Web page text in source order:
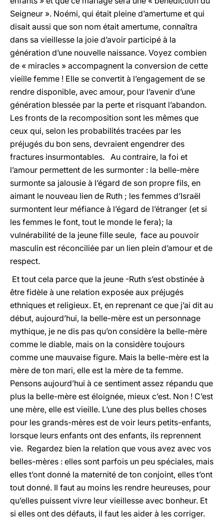
Seigneur ». Noémi, qui était pleine d’amertume et qui
disait aussi que son nom était amertume, connaîtra
dans sa vieillesse la joie d’avoir participé à la
génération d’une nouvelle naissance. Voyez combien
de « miracles » accompagnent la conversion de cette
vieille femme ! Elle se convertit à l’engagement de se
rendre disponible, avec amour, pour l’avenir d’une
génération blessée par la perte et risquant l’abandon.
Les fronts de la recomposition sont les mêmes que
ceux qui, selon les probabilités tracées par les
préjugés du bon sens, devraient engendrer des
fractures insurmontables. Au contraire, la foi et
l’amour permettent de les surmonter : la belle-mère
surmonte sa jalousie à l’égard de son propre fils, en
aimant le nouveau lien de Ruth ; les femmes d’Israël
surmontent leur méfiance à l’égard de l’étranger (et si
les femmes le font, tout le monde le fera); la
vulnérabilité de la jeune fille seule, face au pouvoir
masculin est réconciliée par un lien plein d’amour et de
respect.
Et tout cela parce que la jeune -Ruth s’est obstinée à
être fidèle à une relation exposée aux préjugés
ethniques et religieux. Et, en reprenant ce que j’ai dit au
début, aujourd’hui, la belle-mère est un personnage
mythique, je ne dis pas qu’on considère la belle-mère
comme le diable, mais on la considère toujours
comme une mauvaise figure. Mais la belle-mère est la
mère de ton mari, elle est la mère de ta femme.
Pensons aujourd’hui à ce sentiment assez répandu que
plus la belle-mère est éloignée, mieux c’est. Non ! C’est
une mère, elle est vieille. L’une des plus belles choses
pour les grands-mères est de voir leurs petits-enfants,
lorsque leurs enfants ont des enfants, ils reprennent
vie. Regardez bien la relation que vous avez avec vos
belles-mères : elles sont parfois un peu spéciales, mais
elles t’ont donné la maternité de ton conjoint, elles t’ont
tout donné. Il faut au moins les rendre heureuses, pour
qu’elles puissent vivre leur vieillesse avec bonheur. Et
si elles ont des défauts, il faut les aider à les corriger.